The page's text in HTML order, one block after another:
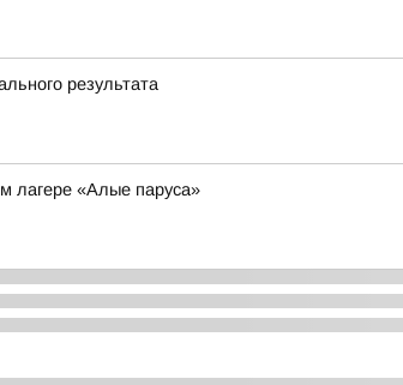
результата
лагере «Алые паруса»